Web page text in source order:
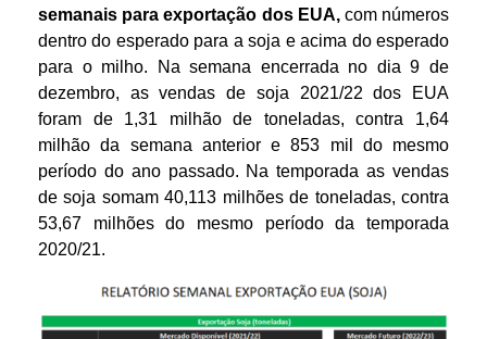
semanais para exportação dos EUA,com números
dentro do esperado para a soja e acima do esperado
para o milho. Na semana encerrada no dia 9 de
dezembro, as vendas de soja 2021/22 dos EUA
foram de 1,31 milhão de toneladas, contra 1,64
milhão da semana anterior e 853 mil do mesmo
período do ano passado. Na temporada as vendas
de soja somam 40,113 milhões de toneladas, contra
53,67 milhões do mesmo período da temporada
2020/21.